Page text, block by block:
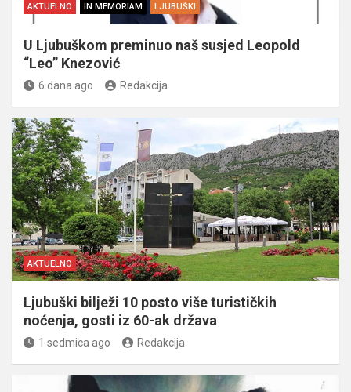
AKTUELNO IN MEMORIAM LJUBUŠKI
U Ljubuškom preminuo naš susjed Leopold
“Leo” Knezović
6 dana ago Redakcija
AKTUELNO
Ljubuški bilježi 10 posto više turističkih
noćenja, gosti iz 60-ak država
1 sedmica ago Redakcija